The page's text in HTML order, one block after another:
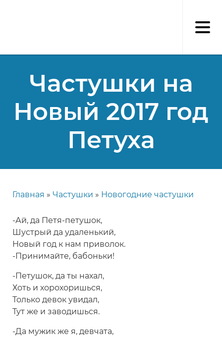
Частушки на
Новый 2017 год
Петуха
навигации
Главная Частушки Новогодние частушки
-Ай, да Петя-петушок,
Шустрый да удаленький,
Новый год к нам приволок.
-Принимайте, бабоньки!
-Петушок, да ты нахал,
Хоть и хорохоришься,
Только девок увидал,
Тут же и заводишься.
-Да мужик же я, девчата,